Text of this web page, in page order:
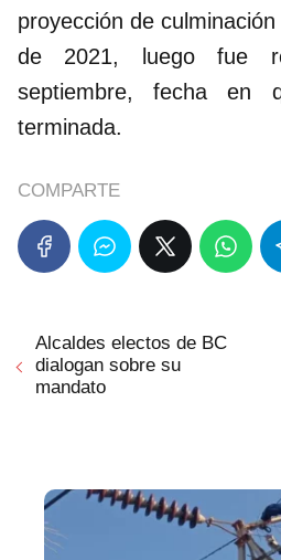
proyección de
de 2021, luego fue
septiembre, fecha en
terminada.
COMPARTE
Alcaldes electos de BC
dialogan sobre su
mandato